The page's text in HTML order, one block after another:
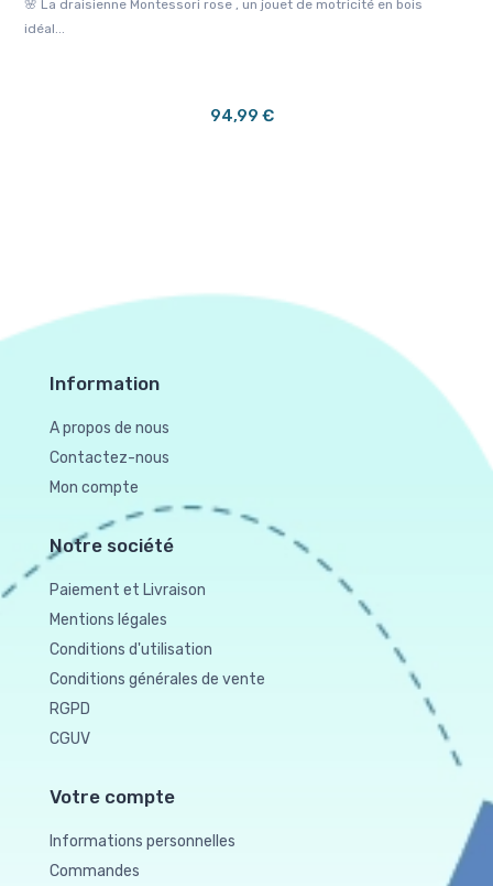
🌸 La draisienne Montessori rose , un jouet de motricité en bois
idéal...
94,99 €
Information
A propos de nous
Contactez-nous
Mon compte
Notre société
Paiement et Livraison
Mentions légales
Conditions d'utilisation
Conditions générales de vente
RGPD
CGUV
Votre compte
Informations personnelles
Commandes